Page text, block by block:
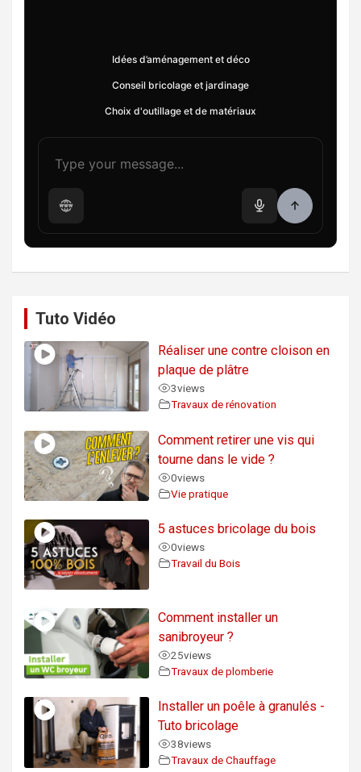
Idées d’aménagement et déco
Conseil bricolage et jardinage
Choix d'outillage et de matériaux
Tuto Vidéo
Réaliser une contre cloison en
plaque de plâtre
3views
Travaux de rénovation
Comment retirer une vis qui
tourne dans le vide ?
0views
Vie pratique
5 astuces bricolage du bois
0views
Travail du Bois
Comment installer un
sanibroyeur ?
25views
Travaux de plomberie
Installer un poêle à granulés -
Tuto bricolage
38views
Travaux de Chauffage